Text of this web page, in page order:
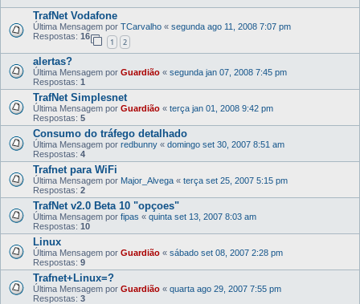
TrafNet Vodafone
Última Mensagem por TCarvalho « segunda ago 11, 2008 7:07 pm
Respostas: 16
1 2
alertas?
Última Mensagem por Guardião « segunda jan 07, 2008 7:45 pm
Respostas: 1
TrafNet Simplesnet
Última Mensagem por Guardião « terça jan 01, 2008 9:42 pm
Respostas: 5
Consumo do tráfego detalhado
Última Mensagem por redbunny « domingo set 30, 2007 8:51 am
Respostas: 4
Trafnet para WiFi
Última Mensagem por Major_Alvega « terça set 25, 2007 5:15 pm
Respostas: 2
TrafNet v2.0 Beta 10 "opçoes"
Última Mensagem por fipas « quinta set 13, 2007 8:03 am
Respostas: 10
Linux
Última Mensagem por Guardião « sábado set 08, 2007 2:28 pm
Respostas: 9
Trafnet+Linux=?
Última Mensagem por Guardião « quarta ago 29, 2007 7:55 pm
Respostas: 3